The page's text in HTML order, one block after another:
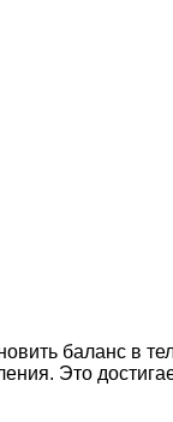
баланс в
Это